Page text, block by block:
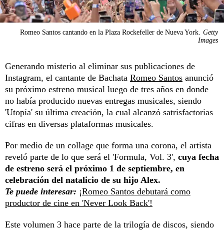
Romeo Santos cantando en la Plaza Rockefeller de Nueva York. Getty
Images
Generando misterio al eliminar sus publicaciones de
Instagram, el cantante de Bachata Romeo Santos anunció
su próximo estreno musical luego de tres años en donde
no había producido nuevas entregas musicales, siendo
'Utopía' su última creación, la cual alcanzó satrisfactorias
cifras en diversas plataformas musicales.
Por medio de un collage que forma una corona, el artista
reveló parte de lo que será el 'Formula, Vol. 3', cuya fecha
de estreno será el próximo 1 de septiembre, en
celebración del natalicio de su hijo Alex.
Te puede interesar: ¡Romeo Santos debutará como
productor de cine en 'Never Look Back'!
Este volumen 3 hace parte de la trilogía de discos, siendo